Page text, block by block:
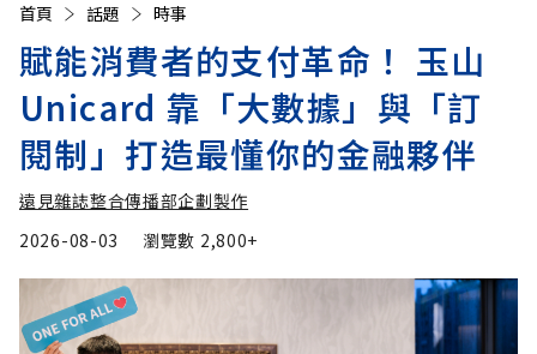
首頁 話題 時事
賦能消費者的支付革命！ 玉山
Unicard 靠「大數據」與「訂
閱制」打造最懂你的金融夥伴
遠見雜誌整合傳播部企劃製作
2026-08-03
瀏覽數 2,800+